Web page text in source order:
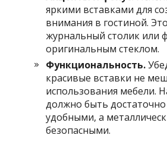
яркими вставками для
внимания в гостиной.
журнальный столик или
оригинальным стеклом.
Функциональность.
красивые вставки не
использования мебели.
должно быть
удобными, а
безопасными.